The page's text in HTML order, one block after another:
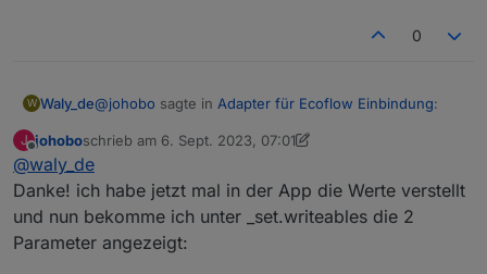
0
W Waly_de@johobo sagte in Adapter für Ecoflow Einbindung:
Delta auslesen, aber nciht schreiben...
hab ich nicht bewusst geändert. Schreibare States
stehen unter:
0_userdata.0.ecoflow.app_1584583134200832001_xxx
...und werden angelegt, wenn man entsprechendes
J
Offline
johoboschrieb am 6. Sept. 2023, 07:01
zuletzt editiert von johobo 9. Juni 2023, 09:09
@waly_de
Danke! ich habe jetzt mal in der App die Werte verstellt
und nun bekomme ich unter _set.writeables die 2
Parameter angezeigt: